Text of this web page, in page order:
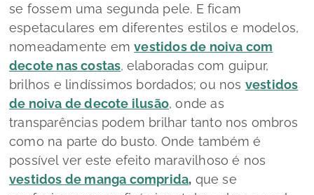
se fossem uma segunda pele. E ficam
espetaculares em diferentes estilos e modelos,
nomeadamente emvestidos de noiva com
decote nas costas, elaboradas com guipur,
brilhos e lindíssimos bordados; ou nos vestidos
de noiva de decote ilusão, onde as
transparências podem brilhar tanto nos ombros
como na parte do busto. Onde também é
possível ver este efeito maravilhoso é nos
vestidos de manga comprida, que se